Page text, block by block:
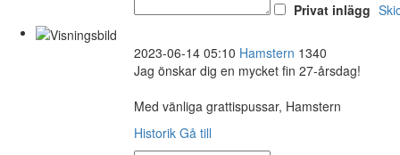
Privat inlägg
2023-06-14 05:10 Hamstern 1340
Jag önskar dig en mycket fin 27-årsdag!
Med vänliga grattispussar, Hamstern
Historik Gå till